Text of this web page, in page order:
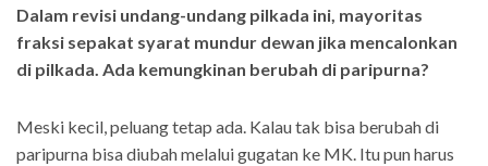
Dalam revisi undang-undang pilkada ini, mayoritas
fraksi sepakat syarat mundur dewan jika mencalonkan
di pilkada. Ada kemungkinan berubah di paripurna?
Meski kecil, peluang tetap ada. Kalau tak bisa berubah di
paripurna bisa diubah melalui gugatan ke MK. Itu pun harus